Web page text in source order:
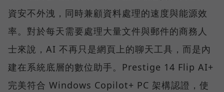
資安不外洩，同時兼顧資料處理的速度與能源效
率。對於每天需要處理大量文件與郵件的商務人
士來說，AI 不再只是網頁上的聊天工具，而是內
建在系統底層的數位助手。Prestige 14 Flip AI+
完美符合 Windows Copilot+ PC 架構認證，使